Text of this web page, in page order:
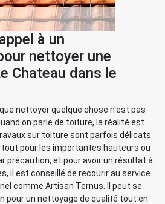
à un
nettoyer une
Chateau dans le
nettoyer quelque chose n'est pas
on parle de toiture, la réalité est
sur toiture sont parfois délicats
pour les importantes hauteurs ou
précaution, et pour avoir un résultat à
il est conseillé de recourir au service
comme Artisan Ternus. Il peut se
pour un nettoyage de qualité tout en